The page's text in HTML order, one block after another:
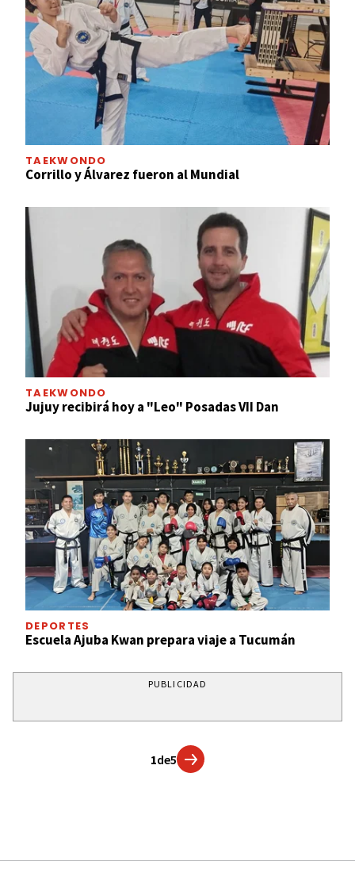
TAEKWONDO
Corrillo y Álvarez fueron al Mundial
TAEKWONDO
Jujuy recibirá hoy a "Leo" Posadas VII Dan
DEPORTES
Escuela Ajuba Kwan prepara viaje a Tucumán
PUBLICIDAD
1de5